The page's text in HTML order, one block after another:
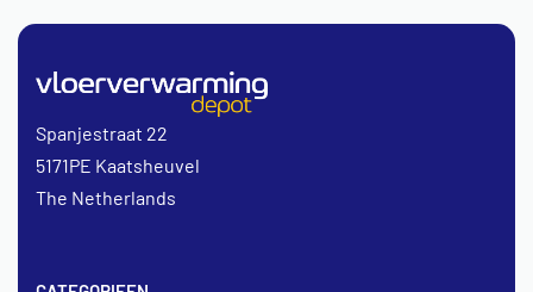
Spanjestraat 22
5171PE Kaatsheuvel
The Netherlands